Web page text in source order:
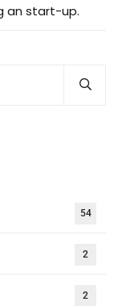
an start-up.
54
2
2